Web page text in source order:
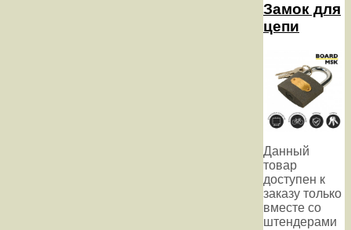
Замок для
цепи
Данный
товар
доступен к
заказу только
вместе со
штендерами